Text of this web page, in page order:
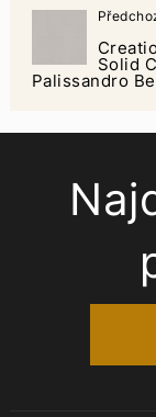
Solid
Palissandro